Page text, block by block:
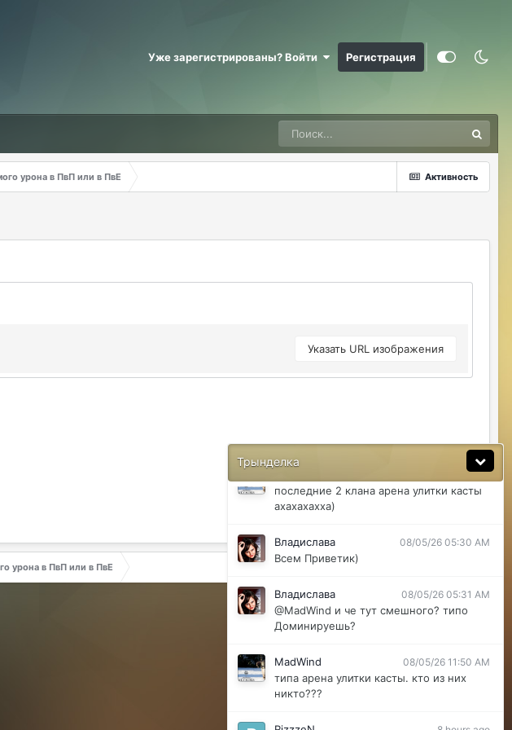
Уже зарегистрированы? Войти Регистрация
Активность
урона в ПвП или в ПвЕ
Указать URL изображения
урона в ПвП или в ПвЕ
Трынделка
Майкл Скофилд 07/28/26 09:16 AM
@Sensuella ненадо заниматься этой
ДусяАгрегаТ 08/04/26 09:23 AM
Последние два клана с сервера вышли
это печально (
08/04/26 10:24 AM
ДусяАгрегаТ 08/04/26 10:53 AM
Justina 08/04/26 11:33 AM
08/04/26 08:56 PM
последние 2 клана арена улитки касты
ахахахахха)
Владислава 08/05/26 05:30 AM
Всем Приветик)
Владислава 08/05/26 05:31 AM
@MadWind и че тут смешного? типо
Доминируешь?
MadWind 08/05/26 11:50 AM
типа арена улитки касты. кто из них
никто???
Powered by Invision Community